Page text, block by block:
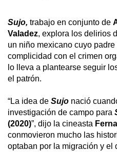
Sujo, trabajo en conjunto de
Valadez, explora los delirios
un niño mexicano cuyo
complicidad con el crimen
lo lleva a plantearse seguir
el patrón.
“La idea de Sujo nació
investigación de campo para
(2020)”, dijo la cineasta
conmovieron mucho las
optaban por la migración y el